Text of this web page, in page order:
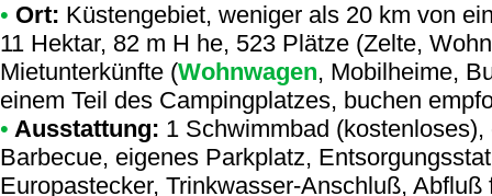
• Ort: Küstengebiet, weniger als 20 km von
11 Hektar, 82 m H he, 523 Plätze (Zelte,
Mietunterkünfte (Wohnwagen, Mobilheime,
einem Teil des Campingplatzes, buchen
• Ausstattung: 1 Schwimmbad
Barbecue, eigenes Parkplatz,
Europastecker, Trinkwasser-Anschluß,